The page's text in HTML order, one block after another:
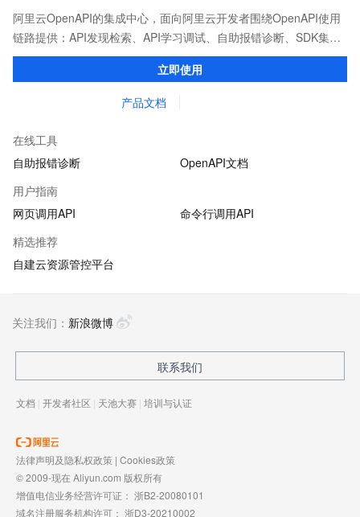
阿里云OpenAPI的集成中心，面向阿里云开发者围绕OpenAPI使用
链路提供：API发现检索、API学习调试、自助报错诊断、SDK集成
等能力，帮助用户更高效的集成阿里云OpenAPI。
立即使用
产品文档
在线工具
自助报错诊断
OpenAPI文档
用户指南
网页调用API
命令行调用API
精选推荐
自建云资源管控平台
关注我们： 新浪微博
联系我们
文档 | 开发者社区 | 天池大赛 | 培训与认证
法律声明及隐私权政策 | Cookies政策
© 2009-现在 Aliyun.com 版权所有
增值电信业务经营许可证： 浙B2-20080101
域名注册服务机构许可： 浙D3-20210002